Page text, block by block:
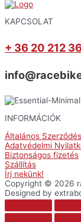
KAPCSOLAT
+ 36 20 212
INFORMÁCIÓK
Általános
Adatvédelmi
Biztonságos fizetés
Szállítás
Írj nekünk!
Copyright © 2026
Designed by